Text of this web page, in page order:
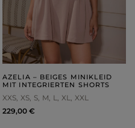
AZELIA – BEIGES MINIKLEID
MIT INTEGRIERTEN SHORTS
XXS XS S M L XL XXL
229,00 €